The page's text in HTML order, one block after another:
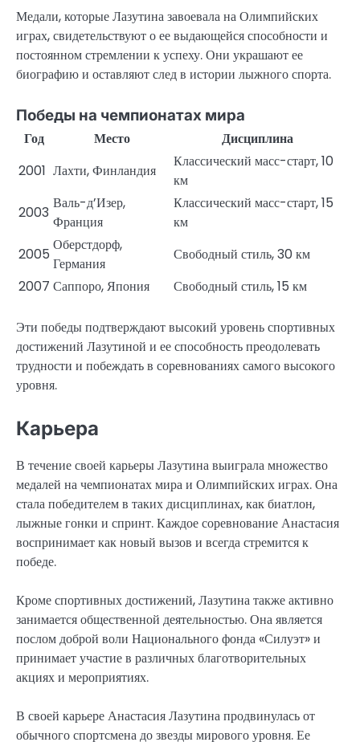
Медали, которые Лазутина завоевала на Олимпийских
играх, свидетельствуют о ее выдающейся способности и
постоянном стремлении к успеху. Они украшают ее
биографию и оставляют след в истории лыжного спорта.
Победы на чемпионатах мира
Год
Место
Дисциплина
2001 Лахти, Финландия
Классический масс-старт, 10
км
2003
Валь-д’Изер,
Франция
Классический масс-старт, 15
км
2005
Оберстдорф,
Германия
Свободный стиль, 30 км
2007 Саппоро, Япония Свободный стиль, 15 км
Эти победы подтверждают высокий уровень спортивных
достижений Лазутиной и ее способность преодолевать
трудности и побеждать в соревнованиях самого высокого
уровня.
Карьера
В течение своей карьеры Лазутина выиграла множество
медалей на чемпионатах мира и Олимпийских играх. Она
стала победителем в таких дисциплинах, как биатлон,
лыжные гонки и спринт. Каждое соревнование Анастасия
воспринимает как новый вызов и всегда стремится к
победе.
Кроме спортивных достижений, Лазутина также активно
занимается общественной деятельностью. Она является
послом доброй воли Национального фонда «Силуэт» и
принимает участие в различных благотворительных
акциях и мероприятиях.
В своей карьере Анастасия Лазутина продвинулась от
обычного спортсмена до звезды мирового уровня. Ее